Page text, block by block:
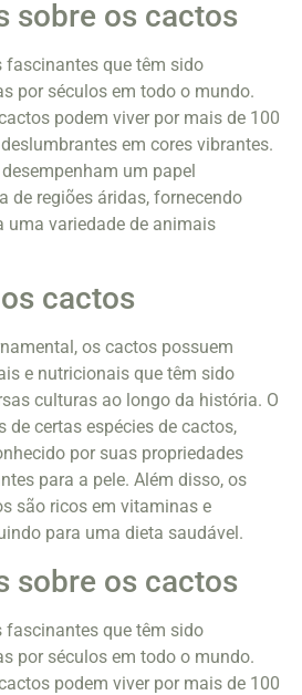
sobre os cactos
fascinantes que têm sido
por séculos em todo o mundo.
podem viver por mais de 100
em cores vibrantes.
um papel
de regiões áridas, fornecendo
uma variedade de animais
cactos
os cactos possuem
e nutricionais que têm sido
culturas ao longo da história. O
certas espécies de cactos,
por suas propriedades
para a pele. Além disso, os
são ricos em vitaminas e
para uma dieta saudável.
sobre os cactos
fascinantes que têm sido
por séculos em todo o mundo.
podem viver por mais de 100